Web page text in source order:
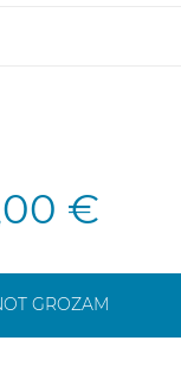
€
GROZAM